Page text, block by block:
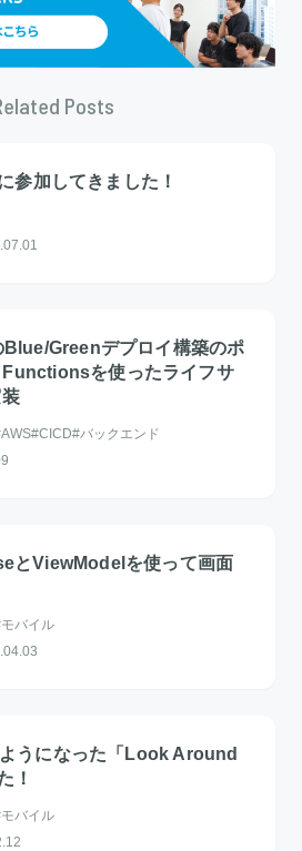
Posts
参加してきました！
Blue/Greenデプロイ構築のポ
を使ったライフサ
#CICD#バックエンド
とViewModelを使って画面
バイル
うになった「Look Around
！
バイル